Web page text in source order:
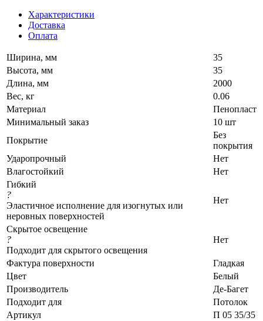
Характеристики
Доставка
Оплата
Ширина, мм
35
Высота, мм
35
Длина, мм
2000
Вес, кг
0.06
Материал
Пенопласт
Минимальный заказ
10 шт
Покрытие
Без
покрытия
Ударопрочный
Нет
Влагостойкий
Нет
Гибкий
?
Эластичное исполнение для изогнутых или
неровных поверхностей
Нет
Скрытое освещение
?
Подходит для скрытого освещения
Нет
Фактура поверхности
Гладкая
Цвет
Белый
Производитель
Де-Багет
Подходит для
Потолок
Артикул
П 05 35/35